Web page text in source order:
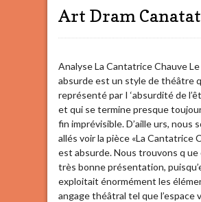
Art Dram
Analyse La Cantatrice Chauve
absurde est un style de théâtre
représenté par I ‘absurdité de
et qui se termine presque
fin imprévisible. D’aille urs, nous
allés voir la pièce «La Cantatrice
est absurde. Nous trouvons q ue
très bonne présentation,
exploitait énormément les
angage théâtral tel que l’espace